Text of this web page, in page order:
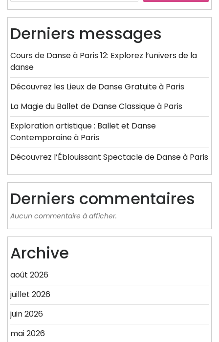
Derniers messages
Cours de Danse à Paris 12: Explorez l’univers de la
danse
Découvrez les Lieux de Danse Gratuite à Paris
La Magie du Ballet de Danse Classique à Paris
Exploration artistique : Ballet et Danse
Contemporaine à Paris
Découvrez l’Éblouissant Spectacle de Danse à Paris
Derniers commentaires
Aucun commentaire à afficher.
Archive
août 2026
juillet 2026
juin 2026
mai 2026